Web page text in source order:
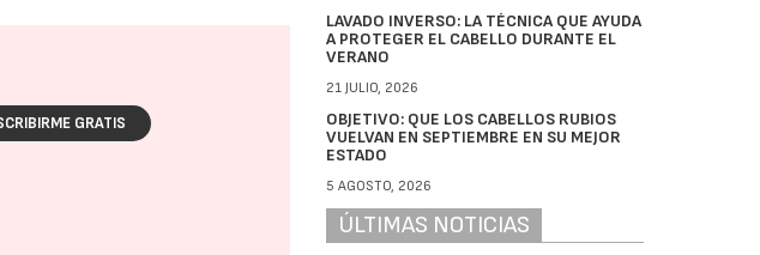
GRATIS
LAVADO INVERSO: LA TÉCNICA QUE AYUDA
A PROTEGER EL CABELLO DURANTE EL
VERANO
21 JULIO, 2026
OBJETIVO: QUE LOS CABELLOS RUBIOS
VUELVAN EN SEPTIEMBRE EN SU MEJOR
ESTADO
5 AGOSTO, 2026
ÚLTIMAS NOTICIAS